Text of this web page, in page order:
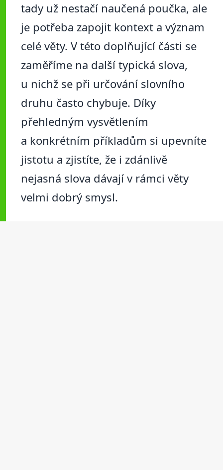
tady už nestačí naučená poučka, ale
je potřeba zapojit kontext a význam
celé věty. V této doplňující části se
zaměříme na další typická slova,
u nichž se při určování slovního
druhu často chybuje. Díky
přehledným vysvětlením
a konkrétním příkladům si upevníte
jistotu a zjistíte, že i zdánlivě
nejasná slova dávají v rámci věty
velmi dobrý smysl.